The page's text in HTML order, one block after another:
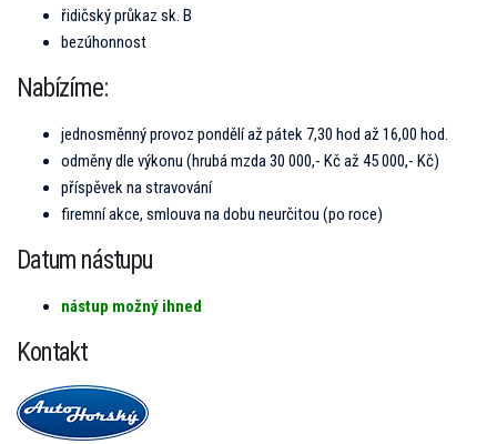
řidičský průkaz sk. B
bezúhonnost
Nabízíme:
jednosměnný provoz pondělí až pátek 7,30 hod až 16,00 hod.
odměny dle výkonu (hrubá mzda 30 000,- Kč až 45 000,- Kč)
příspěvek na stravování
firemní akce, smlouva na dobu neurčitou (po roce)
Datum nástupu
nástup možný ihned
Kontakt